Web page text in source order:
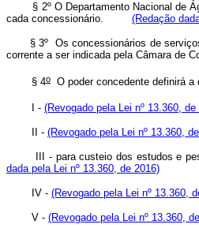
§ 2º O Departamento Nacional de
cada concessionário. (Redação
§ 3º Os concessionários de
corrente a ser indicada pela Câmara
§ 4o O poder concedente definirá
I - (Revogado pela Lei nº 13.360, de
II - (Revogado pela Lei nº 13.360,
III - para custeio dos estudos e
dada pela Lei nº 13.360, de 2016)
IV - (Revogado pela Lei nº 13.360,
V - (Revogado pela Lei nº 13.360,